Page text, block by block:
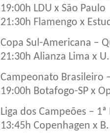
19:00h LDU x São Paulo
21:30h Flamengo x
Copa Sul-Americana –
21:30h Alianza Lima x
Campeonato Brasileiro
19:00h Botafogo-SP x
Liga dos Campeões –
13:45h Copenhagen x